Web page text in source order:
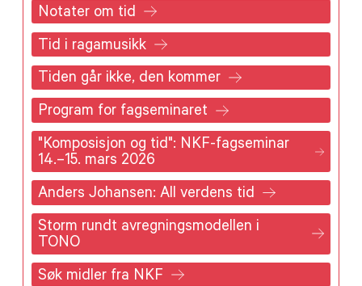
Notater om tid
Tid i ragamusikk
Tiden går ikke, den kommer
Program for fagseminaret
"Komposisjon og tid": NKF-fagseminar
14.–15. mars 2026
Anders Johansen: All verdens tid
Storm rundt avregningsmodellen i
TONO
Søk midler fra NKF